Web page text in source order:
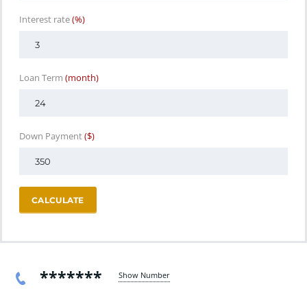
Interest rate(%)
Loan Term (month)
Down Payment($)
CALCULATE
******* Show Number